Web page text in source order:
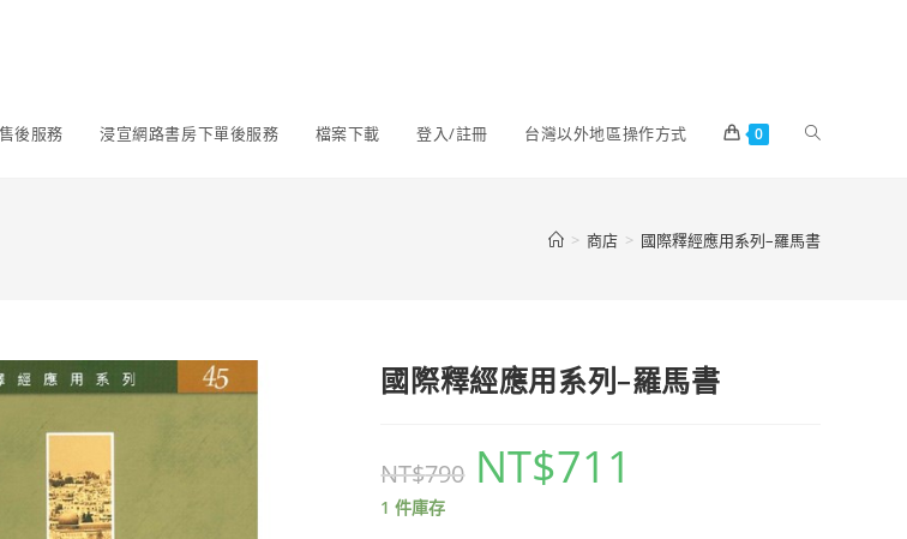
售後服務 浸宣網路書房下單後服務 檔案下載 登入/註冊 台灣以外地區操作方式 0
> 商店 > 國際釋經應用系列–羅馬書
國際釋經應用系列–羅馬書
NT$790 NT$711
1 件庫存